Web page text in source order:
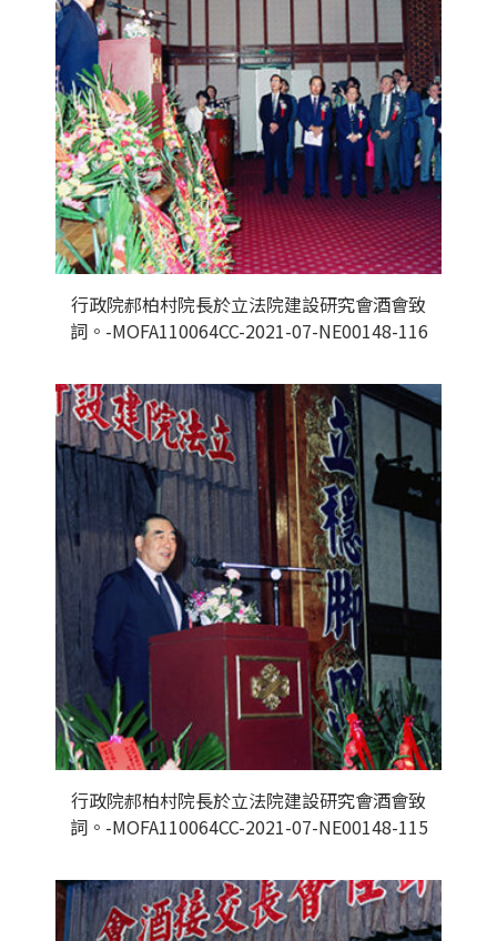
行政院郝柏村院長於立法院建設研究會酒會致
詞。-MOFA110064CC-2021-07-NE00148-116
行政院郝柏村院長於立法院建設研究會酒會致
詞。-MOFA110064CC-2021-07-NE00148-115